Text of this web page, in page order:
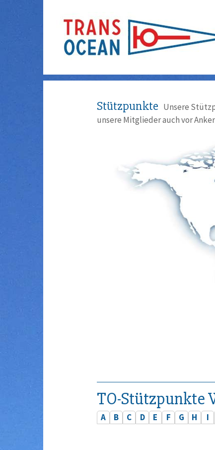
Stützpunkte Unsere
unsere Mitglieder auch vor
TO-Stützpunkte
A B C D E F G H I